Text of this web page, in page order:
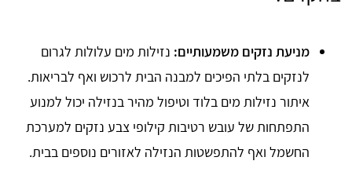
מניעת נזקים משמעותיים: נזילות מים עלולות לגרום
לנזקים בלתי הפיכים למבנה הבית לרכוש ואף לבריאות.
איתור נזילות מים בלוד וטיפול מהיר בנזילה יכול למנוע
התפתחות של עובש רטיבות קילופי צבע נזקים למערכת
החשמל ואף להתפשטות הנזילה לאזורים נוספים בבית.